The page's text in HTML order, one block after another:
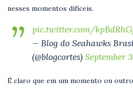
nesses momentos difíceis.
pic.twitter.com/
— Blog do Seahawks
(@blogcortes) September
É claro que em um momento ou